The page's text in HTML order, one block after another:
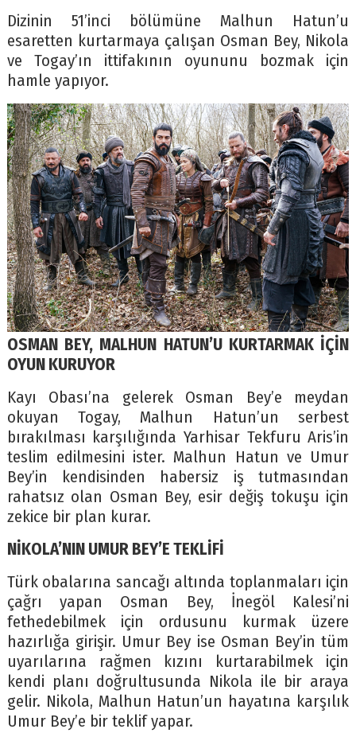
Dizinin 51’inci bölümüne Malhun Hatun’u
esaretten kurtarmaya çalışan Osman Bey, Nikola
ve Togay’ın ittifakının oyununu bozmak için
hamle yapıyor.
OSMAN BEY, MALHUN HATUN’U KURTARMAK İÇİN
OYUN KURUYOR
Kayı Obası’na gelerek Osman Bey’e meydan
okuyan Togay, Malhun Hatun’un serbest
bırakılması karşılığında Yarhisar Tekfuru Aris’in
teslim edilmesini ister. Malhun Hatun ve Umur
Bey’in kendisinden habersiz iş tutmasından
rahatsız olan Osman Bey, esir değiş tokuşu için
zekice bir plan kurar.
NİKOLA’NIN UMUR BEY’E TEKLİFİ
Türk obalarına sancağı altında toplanmaları için
çağrı yapan Osman Bey, İnegöl Kalesi’ni
fethedebilmek için ordusunu kurmak üzere
hazırlığa girişir. Umur Bey ise Osman Bey’in tüm
uyarılarına rağmen kızını kurtarabilmek için
kendi planı doğrultusunda Nikola ile bir araya
gelir. Nikola, Malhun Hatun’un hayatına karşılık
Umur Bey’e bir teklif yapar.